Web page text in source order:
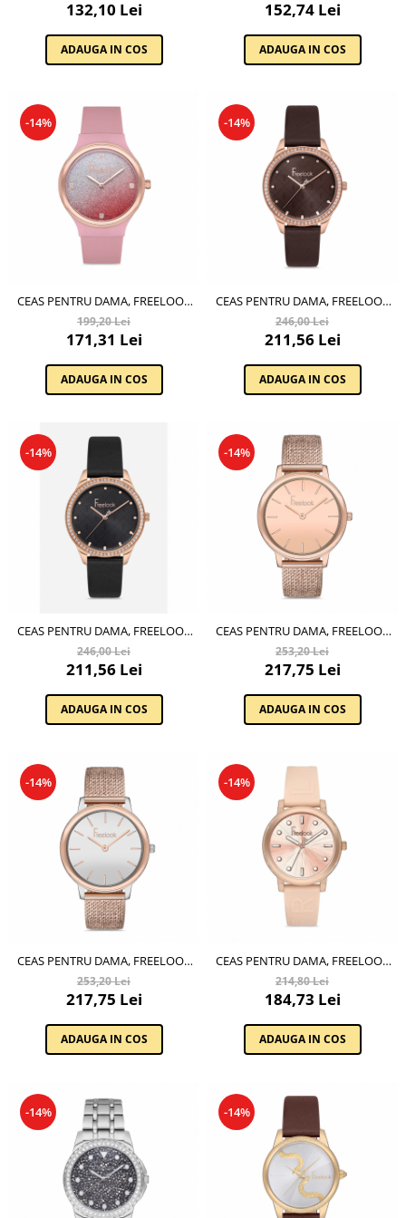
Cadouri pentru Doctori
Cadouri pentru Sfânta Maria
Martisoare
132,10 Lei
ADAUGA IN COS
152,74 Lei
ADAUGA IN COS
-14%
CEAS PENTRU DAMA, FREELOOK
EIFFEL, FL.1.10185.6
199,20 Lei
171,31 Lei
ADAUGA IN COS
-14%
CEAS PENTRU DAMA, FREELOOK
BELLE, FL.1.10122.4
246,00 Lei
211,56 Lei
ADAUGA IN COS
-14%
CEAS PENTRU DAMA, FREELOOK
BELLE, FL.1.10122.5
246,00 Lei
211,56 Lei
ADAUGA IN COS
-14%
CEAS PENTRU DAMA, FREELOOK
EIFFEL, FL.1.10143.2
253,20 Lei
217,75 Lei
ADAUGA IN COS
-14%
CEAS PENTRU DAMA, FREELOOK
EIFFEL, FL.1.10143.6
253,20 Lei
217,75 Lei
ADAUGA IN COS
-14%
CEAS PENTRU DAMA, FREELOOK
EIFFEL, FL.1.10158.6
214,80 Lei
184,73 Lei
ADAUGA IN COS
-14% -14%